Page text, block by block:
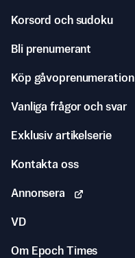
Korsord och sudoku
Bli prenumerant
Köp gåvoprenumeration
Vanliga frågor och svar
Exklusiv artikelserie
Kontakta oss
Annonsera
VD
Om Epoch Times